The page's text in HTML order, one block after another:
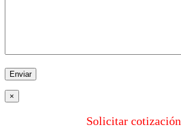
×
Solicitar cotización